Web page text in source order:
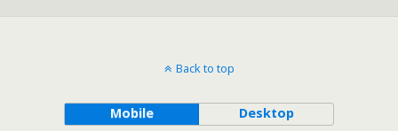
Back to top
Mobile Desktop